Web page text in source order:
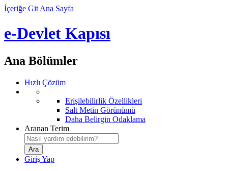
İçeriğe Git Ana Sayfa
e-Devlet Kapısı
Ana Bölümler
Hızlı Çözüm
Erişilebilirlik Özellikleri
Salt Metin Görünümü
Daha Belirgin Odaklama
Aranan Terim
Giriş Yap